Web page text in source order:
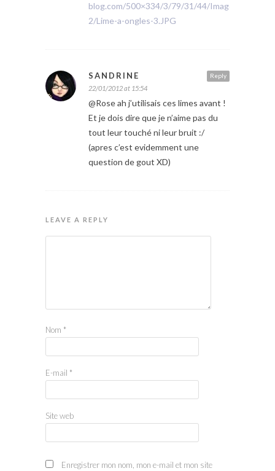
blog.com/500×334/3/79/31/44/Images-
2/Lime-a-ongles-3.JPG
Reply
SANDRINE
22/01/2012 at 15:54
@Rose ah j’utilisais ces limes avant !
Et je dois dire que je n’aime pas du
tout leur touché ni leur bruit :/
(apres c’est evidemment une
question de gout XD)
LEAVE A REPLY
Nom *
E-mail *
Site web
Enregistrer mon nom, mon e-mail et mon site